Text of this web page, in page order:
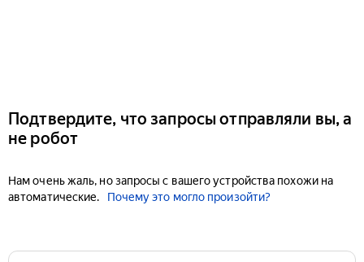
Подтвердите, что запросы отправляли вы, а
не робот
Нам очень жаль, но запросы с вашего устройства похожи на
автоматические.
Почему это могло произойти?